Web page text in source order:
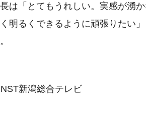
は「とてもうれしい。実感が湧
明るくできるように頑張りたい
NST新潟総合テレビ